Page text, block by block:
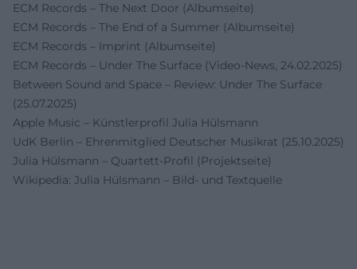
ECM Records – The Next Door (Albumseite)
ECM Records – The End of a Summer (Albumseite)
ECM Records – Imprint (Albumseite)
ECM Records – Under The Surface (Video-News, 24.02.2025)
Between Sound and Space – Review: Under The Surface
(25.07.2025)
Apple Music – Künstlerprofil Julia Hülsmann
UdK Berlin – Ehrenmitglied Deutscher Musikrat (25.10.2025)
Julia Hülsmann – Quartett-Profil (Projektseite)
Wikipedia: Julia Hülsmann – Bild- und Textquelle